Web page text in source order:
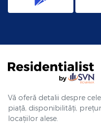
Vă oferă detalii despre
piață, disponibilități,
locațiilor alese.